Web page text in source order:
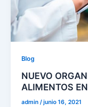
Blog
NUEVO
ALIMENTOS
admin /junio 16, 2021